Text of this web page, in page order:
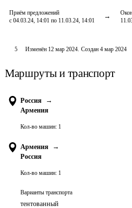
Приём предложений
с 04.03.24, 14:01 по 11.03.24, 14:01
5 Изменён 12 мар 2024. Создан 4 мар 2024
Маршруты и транспорт
Россия
→
Армения
Кол-во машин: 1
Армения
→
Россия
Кол-во машин: 1
Варианты транспорта
тентованный